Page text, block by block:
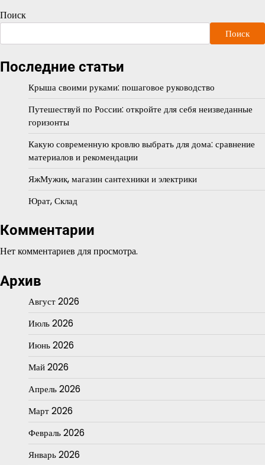
Поиск
Поиск
Последние статьи
Крыша своими руками: пошаговое руководство
Путешествуй по России: откройте для себя неизведанные
горизонты
Какую современную кровлю выбрать для дома: сравнение
материалов и рекомендации
ЯжМужик, магазин сантехники и электрики
Юрат, Склад
Комментарии
Нет комментариев для просмотра.
Архив
Август 2026
Июль 2026
Июнь 2026
Май 2026
Апрель 2026
Март 2026
Февраль 2026
Январь 2026